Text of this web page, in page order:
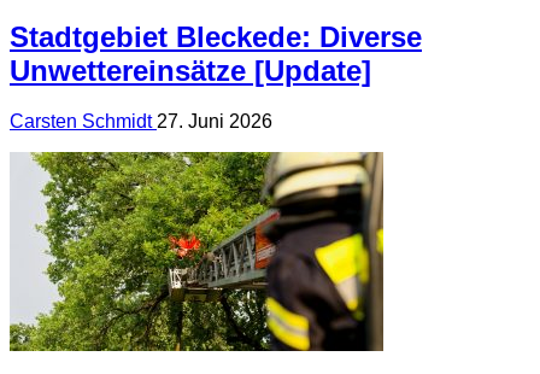
Stadtgebiet Bleckede: Diverse
Unwettereinsätze [Update]
Carsten Schmidt27. Juni 2026